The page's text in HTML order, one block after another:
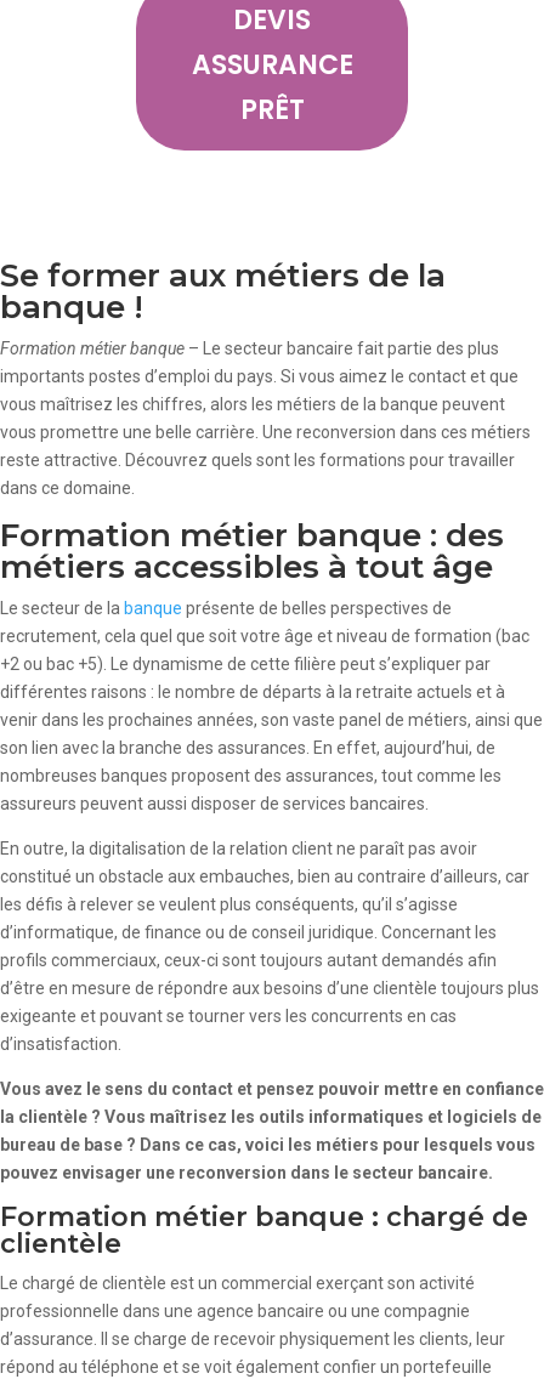
DEVIS
ASSURANCE
PRÊT
Se former aux métiers de la
banque !
Formation métier banque – Le secteur bancaire fait partie des plus
importants postes d’emploi du pays. Si vous aimez le contact et que
vous maîtrisez les chiffres, alors les métiers de la banque peuvent
vous promettre une belle carrière. Une reconversion dans ces métiers
reste attractive. Découvrez quels sont les formations pour travailler
dans ce domaine.
Formation métier banque : des
métiers accessibles à tout âge
Le secteur de la banque présente de belles perspectives de
recrutement, cela quel que soit votre âge et niveau de formation (bac
+2 ou bac +5). Le dynamisme de cette filière peut s’expliquer par
différentes raisons : le nombre de départs à la retraite actuels et à
venir dans les prochaines années, son vaste panel de métiers, ainsi que
son lien avec la branche des assurances. En effet, aujourd’hui, de
nombreuses banques proposent des assurances, tout comme les
assureurs peuvent aussi disposer de services bancaires.
En outre, la digitalisation de la relation client ne paraît pas avoir
constitué un obstacle aux embauches, bien au contraire d’ailleurs, car
les défis à relever se veulent plus conséquents, qu’il s’agisse
d’informatique, de finance ou de conseil juridique. Concernant les
profils commerciaux, ceux-ci sont toujours autant demandés afin
d’être en mesure de répondre aux besoins d’une clientèle toujours plus
exigeante et pouvant se tourner vers les concurrents en cas
d’insatisfaction.
Vous avez le sens du contact et pensez pouvoir mettre en confiance
la clientèle ? Vous maîtrisez les outils informatiques et logiciels de
bureau de base ? Dans ce cas, voici les métiers pour lesquels vous
pouvez envisager une reconversion dans le secteur bancaire.
Formation métier banque : chargé de
clientèle
Le chargé de clientèle est un commercial exerçant son activité
professionnelle dans une agence bancaire ou une compagnie
d’assurance. Il se charge de recevoir physiquement les clients, leur
répond au téléphone et se voit également confier un portefeuille